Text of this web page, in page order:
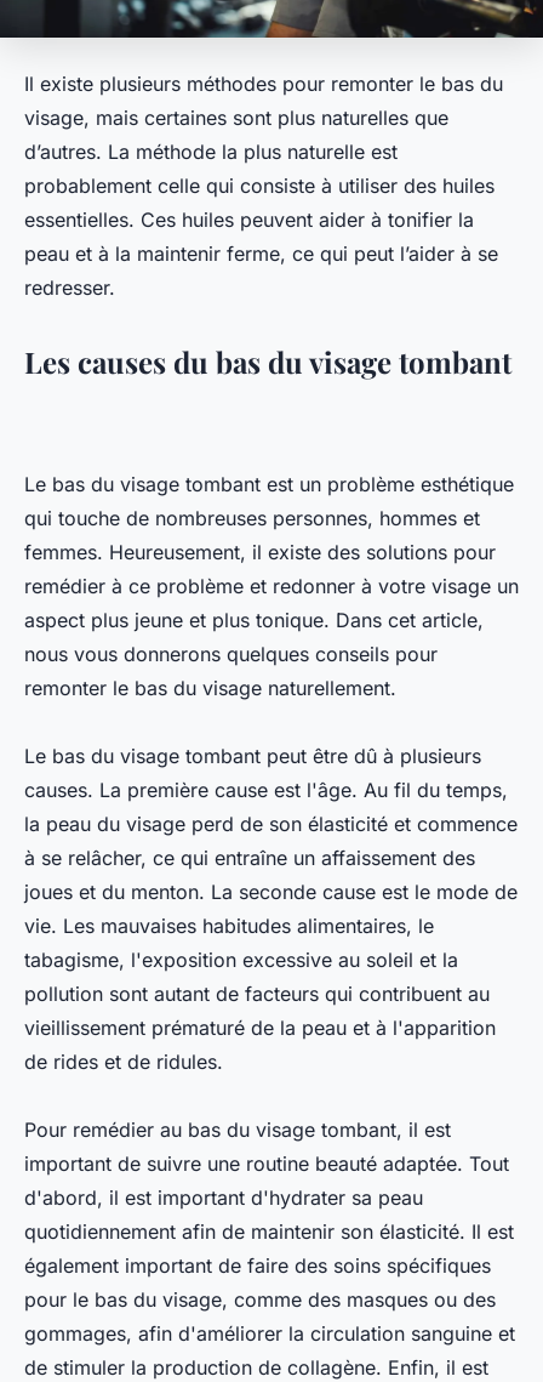
Il existe plusieurs méthodes pour remonter le bas du
visage, mais certaines sont plus naturelles que
d’autres. La méthode la plus naturelle est
probablement celle qui consiste à utiliser des huiles
essentielles. Ces huiles peuvent aider à tonifier la
peau et à la maintenir ferme, ce qui peut l’aider à se
redresser.
Les causes du bas du visage tombant
Le bas du visage tombant est un problème esthétique
qui touche de nombreuses personnes, hommes et
femmes. Heureusement, il existe des solutions pour
remédier à ce problème et redonner à votre visage un
aspect plus jeune et plus tonique. Dans cet article,
nous vous donnerons quelques conseils pour
remonter le bas du visage naturellement.
Le bas du visage tombant peut être dû à plusieurs
causes. La première cause est l'âge. Au fil du temps,
la peau du visage perd de son élasticité et commence
à se relâcher, ce qui entraîne un affaissement des
joues et du menton. La seconde cause est le mode de
vie. Les mauvaises habitudes alimentaires, le
tabagisme, l'exposition excessive au soleil et la
pollution sont autant de facteurs qui contribuent au
vieillissement prématuré de la peau et à l'apparition
de rides et de ridules.
Pour remédier au bas du visage tombant, il est
important de suivre une routine beauté adaptée. Tout
d'abord, il est important d'hydrater sa peau
quotidiennement afin de maintenir son élasticité. Il est
également important de faire des soins spécifiques
pour le bas du visage, comme des masques ou des
gommages, afin d'améliorer la circulation sanguine et
de stimuler la production de collagène. Enfin, il est